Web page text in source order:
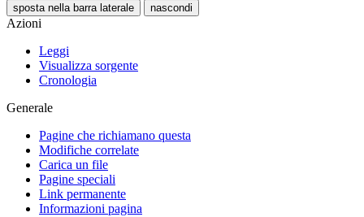
sposta nella barra laterale nascondi
Azioni
Leggi
Visualizza sorgente
Cronologia
Generale
Pagine che richiamano questa
Modifiche correlate
Carica un file
Pagine speciali
Link permanente
Informazioni pagina